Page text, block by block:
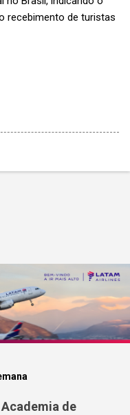
recebimento de turistas
de